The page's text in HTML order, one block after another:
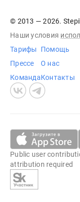
© 2013 — 2026.
Наши условия
Тарифы
Прессе
Команда
Помощь
О нас
Контакты
Public user
attribution required